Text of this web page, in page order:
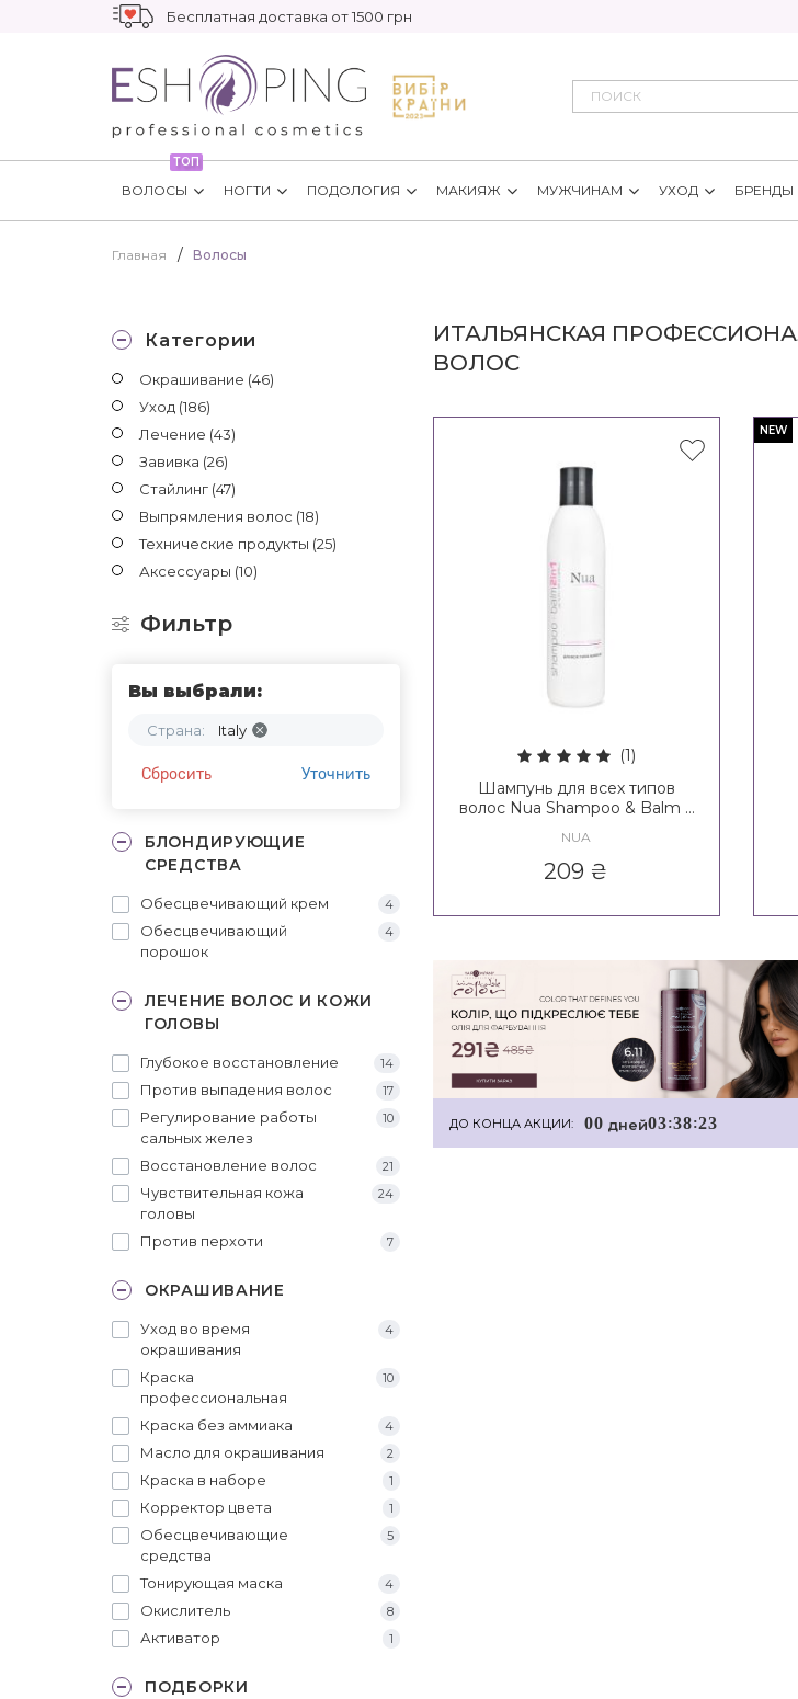
Бесплатная доставка от 1500 грн
ТОП
ВОЛОСЫ НОГТИ ПОДОЛОГИЯ МАКИЯЖ МУЖЧИНАМ УХОД БРЕНДЫ
Главная Волосы
Категории
Окрашивание (46)
Уход (186)
Лечение (43)
Завивка (26)
Стайлинг (47)
Выпрямления волос (18)
Технические продукты (25)
Аксессуары (10)
Фильтр
Вы выбрали:
Страна: Italy
Сбросить Уточнить
БЛОНДИРУЮЩИЕ
СРЕДСТВА
Обесцвечивающий крем 4
Обесцвечивающий
порошок
4
ЛЕЧЕНИЕ ВОЛОС И КОЖИ
ГОЛОВЫ
Глубокое восстановление 14
Против выпадения волос 17
Регулирование работы
сальных желез
10
Восстановление волос 21
Чувствительная кожа
головы
24
Против перхоти 7
ОКРАШИВАНИЕ
Уход во время
окрашивания
4
Краска
профессиональная
10
Краска без аммиака 4
Масло для окрашивания 2
Краска в наборе 1
Корректор цвета 1
Обесцвечивающие
средства
5
Тонирующая маска 4
Окислитель 8
Активатор 1
ПОДБОРКИ
ИТАЛЬЯНСКАЯ
ВОЛОС
(1)
Шампунь для всех типов
волос Nua Shampoo & Balm 2
NUA
209 ₴
NEW
ДО КОНЦА АКЦИИ: 00 дней03:38:22